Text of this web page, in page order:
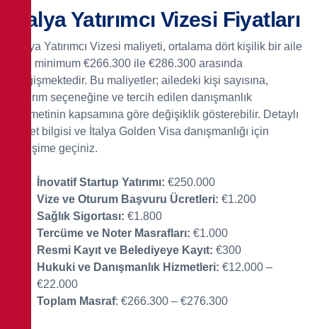
İtalya Yatırımcı Vizesi Fiyatları
İtalya Yatırımcı Vizesi maliyeti, ortalama dört kişilik bir aile
için minimum €266.300 ile €286.300 arasında
değişmektedir. Bu maliyetler; ailedeki kişi sayısına,
yatırım seçeneğine ve tercih edilen danışmanlık
hizmetinin kapsamına göre değişiklik gösterebilir. Detaylı
ücret bilgisi ve İtalya Golden Visa danışmanlığı için
iletişime geçiniz.
İnovatif Startup Yatırımı: €250.000
Vize ve Oturum Başvuru Ücretleri: €1.200
Sağlık Sigortası: €1.800
Tercüme ve Noter Masrafları: €1.000
Resmi Kayıt ve Belediyeye Kayıt: €300
Hukuki ve Danışmanlık Hizmetleri: €12.000 –
€22.000
Toplam Masraf: €266.300 – €276.300